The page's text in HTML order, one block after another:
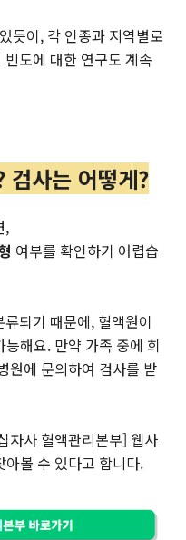
듯이, 각 인종과 지역별로
도에 대한 연구도 계속
검사는 어떻게?
,
여부를 확인하기 어렵습
되기 때문에, 혈액원이
해요. 만약 가족 중에 희
원에 문의하여 검사를 받
자사 혈액관리본부] 웹사
볼 수 있다고 합니다.